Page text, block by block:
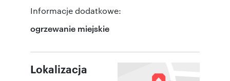
Informacje dodatkowe:
ogrzewanie miejskie
Lokalizacja